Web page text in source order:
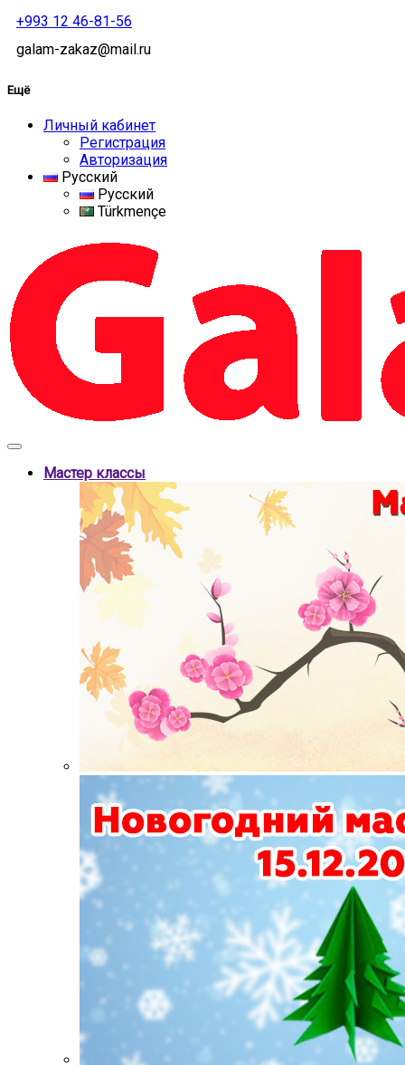
+993 12 46-81-56
galam-zakaz@mail.ru
Ещё
Личный кабинет
Регистрация
Авторизация
Русский
Русский
Türkmençe
Мастер классы